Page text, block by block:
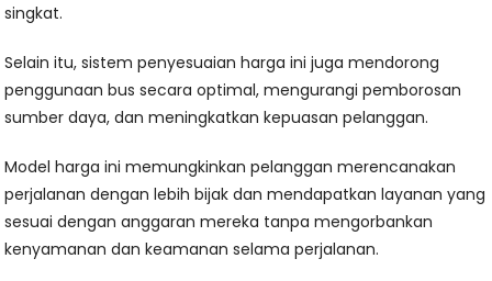
singkat.
Selain itu, sistem penyesuaian harga ini juga mendorong
penggunaan bus secara optimal, mengurangi pemborosan
sumber daya, dan meningkatkan kepuasan pelanggan.
Model harga ini memungkinkan pelanggan merencanakan
perjalanan dengan lebih bijak dan mendapatkan layanan yang
sesuai dengan anggaran mereka tanpa mengorbankan
kenyamanan dan keamanan selama perjalanan.